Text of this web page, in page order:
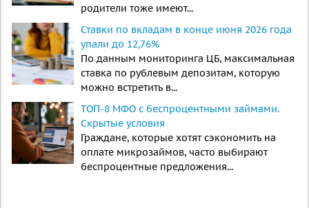
родители тоже имеют...
Ставки по вкладам в конце июня 2026 года
упали до 12,76%
По данным мониторинга ЦБ, максимальная
ставка по рублевым депозитам, которую
можно встретить в...
ТОП-8 МФО с беспроцентными займами.
Скрытые условия
Граждане, которые хотят сэкономить на
оплате микрозаймов, часто выбирают
беспроцентные предложения...